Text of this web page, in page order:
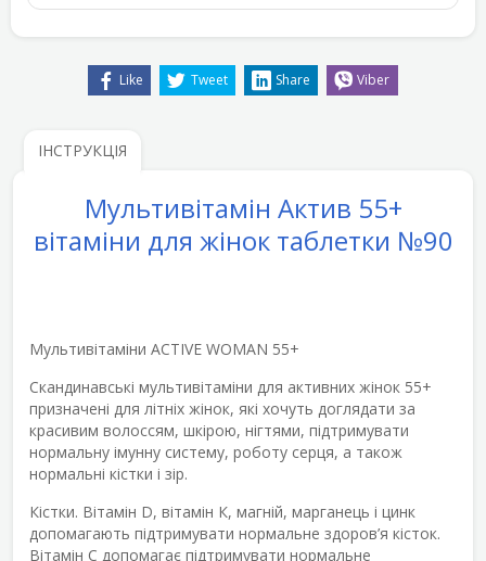
Like Tweet Share Viber
ІНСТРУКЦІЯ
Мультивітамін Актив 55+
вітаміни для жінок таблетки №90
Мультивітаміни ACTIVE WOMAN 55+
Скандинавські мультивітаміни для активних жінок 55+
призначені для літніх жінок, які хочуть доглядати за
красивим волоссям, шкірою, нігтями, підтримувати
нормальну імунну систему, роботу серця, а також
нормальні кістки і зір.
Кістки. Вітамін D, вітамін К, магній, марганець і цинк
допомагають підтримувати нормальне здоров’я кісток.
Вітамін С допомагає підтримувати нормальне